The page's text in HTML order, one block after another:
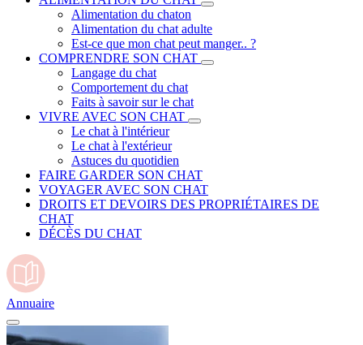
Alimentation du chaton
Alimentation du chat adulte
Est-ce que mon chat peut manger.. ?
COMPRENDRE SON CHAT
Langage du chat
Comportement du chat
Faits à savoir sur le chat
VIVRE AVEC SON CHAT
Le chat à l'intérieur
Le chat à l'extérieur
Astuces du quotidien
FAIRE GARDER SON CHAT
VOYAGER AVEC SON CHAT
DROITS ET DEVOIRS DES PROPRIÉTAIRES DE
CHAT
DÉCÈS DU CHAT
Annuaire